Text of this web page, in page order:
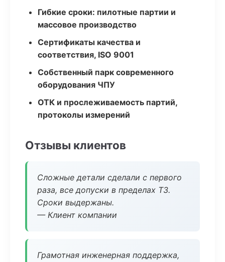
Гибкие сроки: пилотные партии и
массовое производство
Сертификаты качества и
соответствия, ISO 9001
Собственный парк современного
оборудования ЧПУ
ОТК и прослеживаемость партий,
протоколы измерений
Отзывы клиентов
Сложные детали сделали с первого
раза, все допуски в пределах ТЗ.
Сроки выдержаны.
— Клиент компании
Грамотная инженерная поддержка,